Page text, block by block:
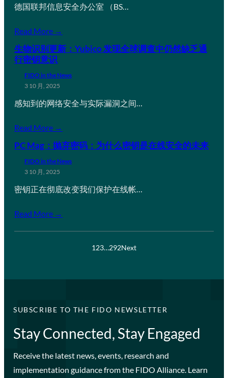
德国联邦信息安全办公室 （BS…
Read More →
生物识别更新：Yubico 发现全球调查中仍然缺乏通
行密钥意识
FIDO in the News
3 10 月, 2025
感知到的网络安全与实际漏洞之间…
Read More →
PC Mag：抛弃密码：为什么密钥是在线安全的未来
FIDO in the News
3 10 月, 2025
密钥正在彻底改变我们保护在线帐…
Read More →
123…292Next
SUBSCRIBE TO THE FIDO NEWSLETTER
Stay Connected, Stay Engaged
Receive the latest news, events, research and
implementation guidance from the FIDO Alliance. Learn